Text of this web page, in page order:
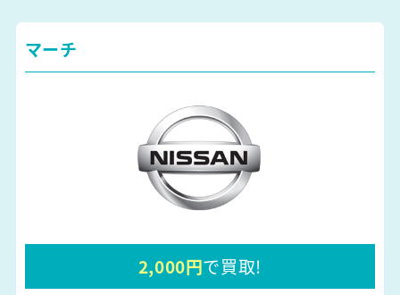
マーチ
2,000円で買取!